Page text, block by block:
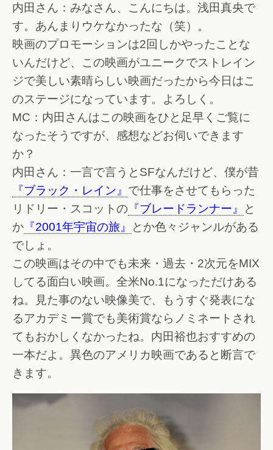
内田さん：みなさん、こんにちは。浅田真央で
す。あんまりウケなかったな（笑）。
映画のプロモーションは2回しかやったことな
いんだけど、この映画がユニークでストレイン
ジで美しい素晴らしい映画だったから今日はこ
のステージになっています。よろしく。
MC：内田さんはこの映画をひと足早くご覧に
なったそうですが、感想などお伺いできます
か？
内田さん：一言で言うとSFなんだけど、僕が昔
『ブラック・レイン』 で仕事をさせてもらった
リドリー・スコットの 『ブレードランナー』
と
か 『2001年宇宙の旅』
とか色々ジャンルがある
でしょ。
この映画はその中でも未来・過去・2次元をMIX
してる面白い映画。全米No.1になっただけある
ね。見た事のない映像美で、もうすぐ発表にな
るアカデミー賞でも美術賞ならノミネートされ
てもおかしくなかったね。内田裕也おすすめの
一本だよ。異色のアメリカ映画であると断言で
きます。